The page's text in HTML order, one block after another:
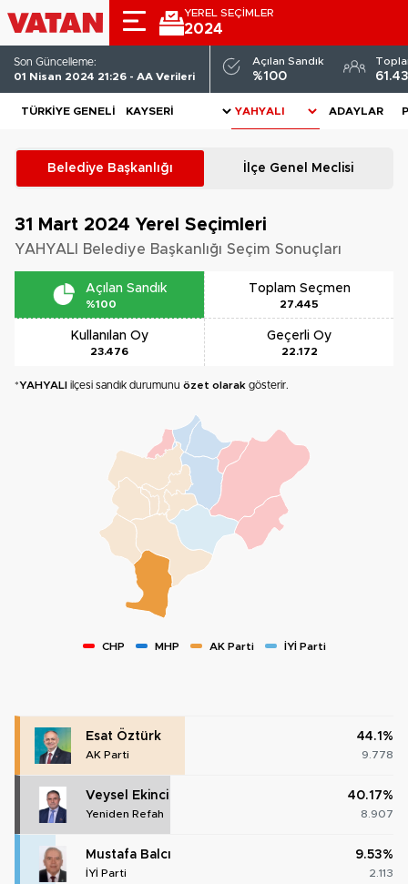
YEREL SEÇİMLER
2024
Son Güncelleme:
01 Nisan 2024 21:26 - AA Verileri
Açılan Sandık
%100
TÜRKIYE GENELI ADAYLAR
Belediye Başkanlığı İlçe Genel Meclisi
31 Mart 2024 Yerel Seçimleri
YAHYALI Belediye Başkanlığı Seçim Sonuçları
Açılan Sandık
%100
Toplam Seçmen
27.445
Kullanılan Oy
23.476
Geçerli Oy
22.172
*YAHYALI ilçesi sandık durumunu özet olarak gösterir.
CHP MHP AK Parti İYİ Parti
Esat Öztürk
AK Parti
44.1%
9.778
Veysel Ekinci
Yeniden Refah
40.17%
8.907
Mustafa Balcı
İYİ Parti
9.53%
2.113